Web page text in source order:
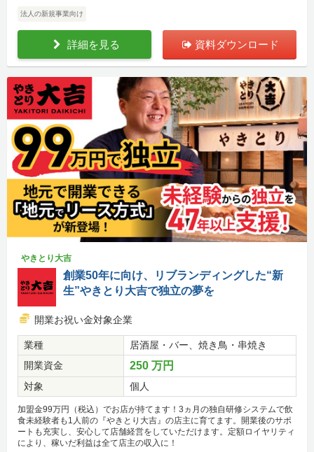
法人の新規事業向け
詳細を見る 資料ダウンロード
やきとり大吉
創業50年に向け、リブランディングした“新
生”やきとり大吉で独立の夢を
開業お祝い金対象企業
業種
居酒屋・バー、焼き鳥・串焼き
開業資金
250 万円
対象 個人
加盟金99万円（税込）でお店が持てます！3ヵ月の独自研修システムで飲
食未経験者も1人前の『やきとり大吉』の店主に育てます。開業後のサポ
ートも充実し、安心して店舗経営をしていただけます。定額ロイヤリティ
により、稼いだ利益は全て店主の収入に！